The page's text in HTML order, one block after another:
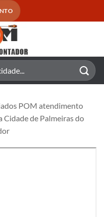
POM atendimento
de Palmeiras do